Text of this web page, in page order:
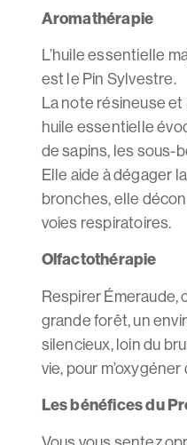
Aromathérapie
L’huile essentielle
est le Pin Sylvestre.
La note résineuse
huile essentielle
de sapins, les sous-
Elle aide à dégager
bronches, elle
voies respiratoires.
Olfactothérapie
Respirer Émeraude,
grande forêt, un
silencieux, loin du
vie, pour
Les bénéfices du